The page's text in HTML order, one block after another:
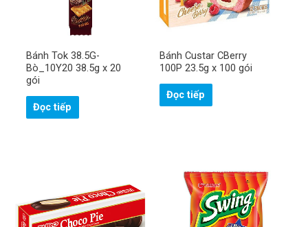
Bánh Tok 38.5G-
Bò_10Y20 38.5g x 20
gói
Đọc tiếp
Bánh Custar CBerry
100P 23.5g x 100 gói
Đọc tiếp